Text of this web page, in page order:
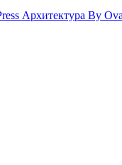
Архитектура By